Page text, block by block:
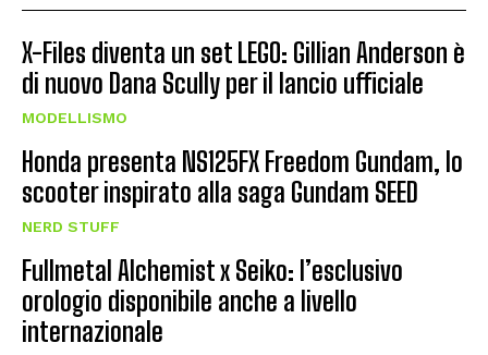
X-Files diventa un set LEGO: Gillian Anderson è
di nuovo Dana Scully per il lancio ufficiale
MODELLISMO
Honda presenta NS125FX Freedom Gundam, lo
scooter inspirato alla saga Gundam SEED
NERD STUFF
Fullmetal Alchemist x Seiko: l’esclusivo
orologio disponibile anche a livello
internazionale